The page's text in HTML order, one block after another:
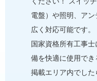
電盤）や照明、ア
広く対応可能です。
国家資格所有⼯事
備を快適に使用でき
掲載エリア内でし